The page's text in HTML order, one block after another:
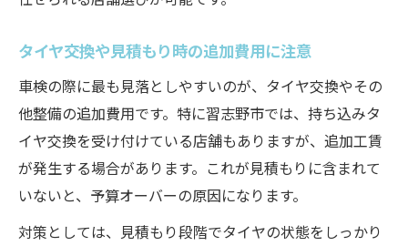
タイヤ交換や見積もり時の追加費用に注意
車検の際に最も見落としやすいのが、タイヤ交換やその
他整備の追加費用です。特に習志野市では、持ち込みタ
イヤ交換を受け付けている店舗もありますが、追加工賃
が発生する場合があります。これが見積もりに含まれて
いないと、予算オーバーの原因になります。
対策としては、見積もり段階でタイヤの状態をしっかり